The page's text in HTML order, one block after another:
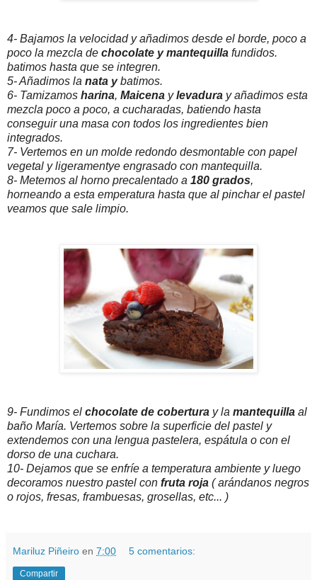
4- Bajamos la velocidad y añadimos desde el borde, poco a
poco la mezcla de chocolate y mantequilla fundidos.
batimos hasta que se integren.
5- Añadimos la nata ybatimos.
6- Tamizamos harina, Maicena ylevadura y añadimos esta
mezcla poco a poco, a cucharadas, batiendo hasta
conseguir una masa con todos los ingredientes bien
integrados.
7- Vertemos en un molde redondo desmontable con papel
vegetal y ligeramentye engrasado con mantequilla.
8- Metemos al horno precalentado a 180 grados,
horneando a esta emperatura hasta que al pinchar el pastel
veamos que sale limpio.
9- Fundimos el chocolate de cobertura y la mantequilla al
baño María. Vertemos sobre la superficie del pastel y
extendemos con una lengua pastelera, espátula o con el
dorso de una cuchara.
10- Dejamos que se enfríe a temperatura ambiente y luego
decoramos nuestro pastel con fruta roja ( arándanos negros
o rojos, fresas, frambuesas, grosellas, etc... )
Mariluz Piñeiro en 7:00 5 comentarios:
Compartir